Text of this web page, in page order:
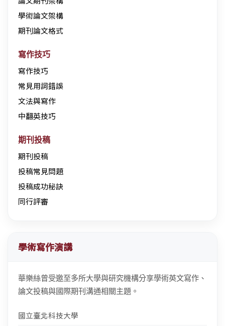
學術論文架構
期刊論文格式
寫作技巧
寫作技巧
常見用詞錯誤
文法與寫作
中翻英技巧
期刊投稿
期刊投稿
投稿常見問題
投稿成功秘訣
同行評審
學術寫作演講
華樂絲曾受邀至多所大學與研究機構分享學術英文寫作、
論文投稿與國際期刊溝通相關主題。
國立臺北科技大學